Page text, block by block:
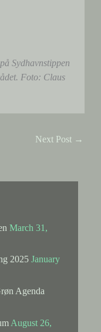
Sydhavnstippen
Foto: Claus
Next Post →
March 31,
2025 January
Agenda
August 26,